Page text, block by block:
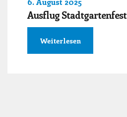
Ausflug Stadtgartenfest
Weiterlesen